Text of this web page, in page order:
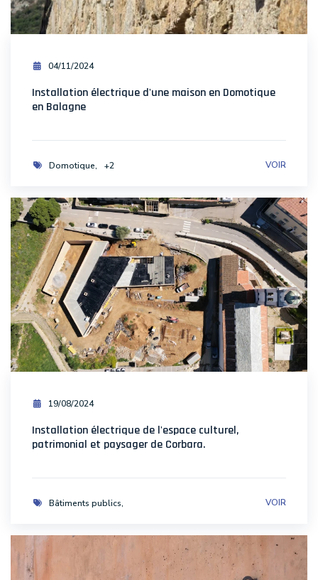
04/11/2024
Installation électrique d'une maison en Domotique
en Balagne
Domotique +2 VOIR
19/08/2024
Installation électrique de l'espace culturel,
patrimonial et paysager de Corbara.
Bâtiments publics VOIR